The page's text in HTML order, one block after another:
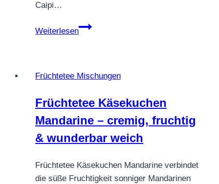
Caipi…
Weiterlesen
FRÜCHTETEE
Früchtetee Mischungen
Früchtetee Käsekuchen
Mandarine – cremig, fruchtig
& wunderbar weich
Früchtetee Käsekuchen Mandarine verbindet
die süße Fruchtigkeit sonniger Mandarinen